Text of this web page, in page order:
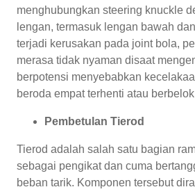
menghubungkan steering knuckle
lengan, termasuk lengan bawah
terjadi kerusakan pada joint bola,
merasa tidak nyaman disaat
berpotensi menyebabkan
beroda empat terhenti atau
Pembetulan Tierod
Tierod adalah salah satu bagian
sebagai pengikat dan cuma
beban tarik. Komponen tersebut